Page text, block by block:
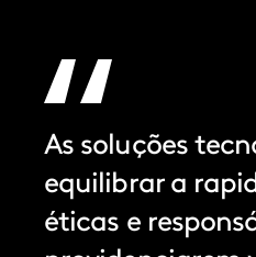
As soluções
equilibrar a
éticas e